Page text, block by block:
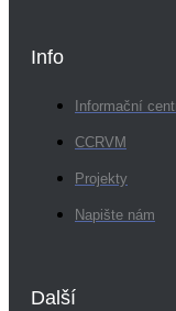
Info
Informační
CCRVM
Projekty
Napište nám
Další